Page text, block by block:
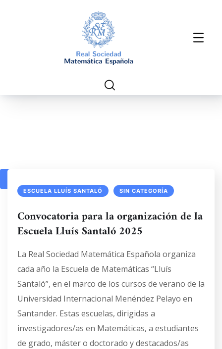
ESCUELA LLUÍS SANTALÓ SIN CATEGORÍA
Convocatoria para la organización de la
Escuela Lluís Santaló 2025
La Real Sociedad Matemática Española organiza
cada año la Escuela de Matemáticas “Lluís
Santaló”, en el marco de los cursos de verano de la
Universidad Internacional Menéndez Pelayo en
Santander. Estas escuelas, dirigidas a
investigadores/as en Matemáticas, a estudiantes
de grado, máster o doctorado y destacados/as